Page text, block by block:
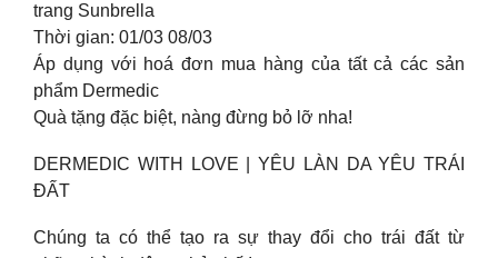
trang Sunbrella
Thời gian: 01/03 08/03
Áp dụng với hoá đơn mua hàng của tất cả các sản
phẩm Dermedic
Quà tặng đặc biệt, nàng đừng bỏ lỡ nha!
DERMEDIC WITH LOVE | YÊU LÀN DA YÊU TRÁI
ĐẤT
Chúng ta có thể tạo ra sự thay đổi cho trái đất từ